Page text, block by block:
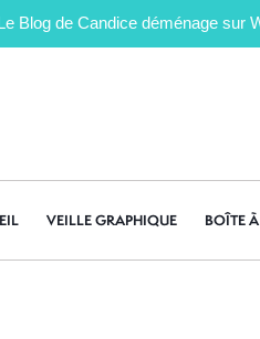
Blog de Candice déménage sur
VEILLE GRAPHIQUE BOÎTE